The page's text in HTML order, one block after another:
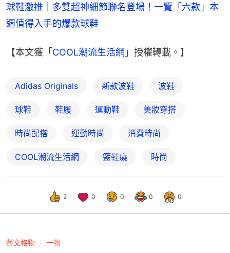
球鞋激推｜多雙超神細節聯名登場！一覽「六款」本
週值得入手的爆款球鞋
【本文獲「 COOL潮流生活網 」授權轉載。】
Adidas Originals 新款波鞋 波鞋
球鞋 鞋履 運動鞋 美妝穿搭
時尚配搭 運動時尚 消費時尚
COOL潮流生活網 籃鞋癡 時尚
2 0 0 0 0
藝文格物 一物